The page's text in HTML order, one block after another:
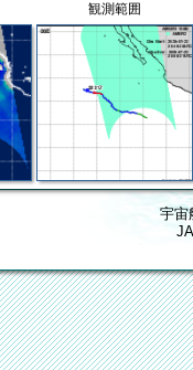
観測範囲
宇宙